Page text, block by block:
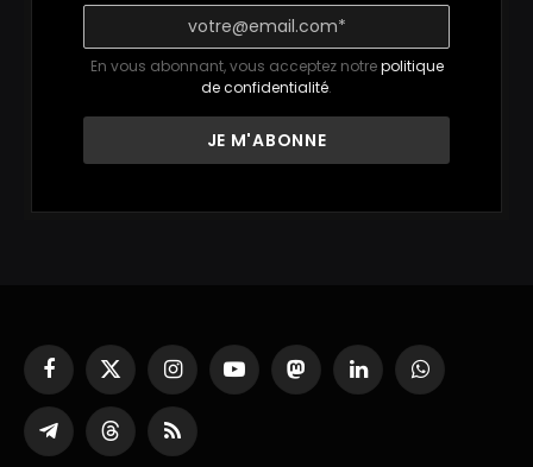
En vous abonnant, vous acceptez notrepolitique
de confidentialité.
Facebook
X
(Twitter)
InstagramYouTubeMastodonLinkedInWhatsApp
PartagerThreadsRSS